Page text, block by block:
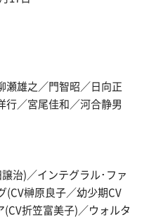
瀬雄之／門智昭／日向正
行／宮尾佳和／河合静男
治)／インテグラル･ファ
(CV榊原良子／幼少期CV
折笠富美子)／ウォルタ